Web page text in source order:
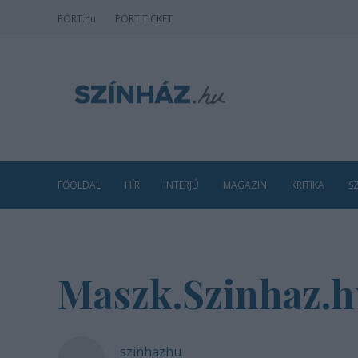
PORT.hu PORT TICKET
FŐOLDAL HÍR INTERJÚ MAGAZIN KRITIKA
szinhazhu